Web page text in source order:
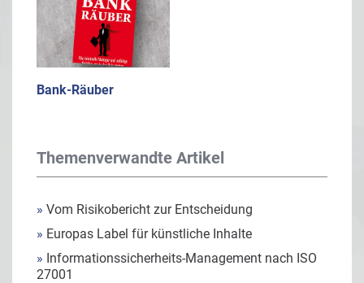
Bank-Räuber
Themenverwandte Artikel
» Vom Risikobericht zur Entscheidung
» Europas Label für künstliche Inhalte
» Informationssicherheits-Management nach ISO
27001